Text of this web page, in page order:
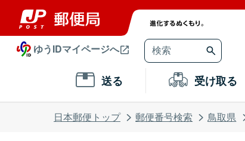
ゆうIDマイページへ
送る 受け取る
日本郵便トップ 郵便番号検索 鳥取県